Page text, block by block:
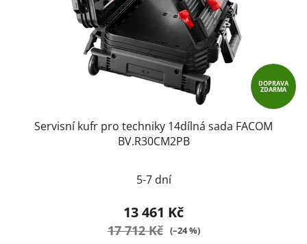
DOPRAVA
ZDARMA
Servisní kufr pro techniky 14dílná sada FACOM
BV.R30CM2PB
5-7 dní
13 461 Kč
17 712 Kč (–24 %)